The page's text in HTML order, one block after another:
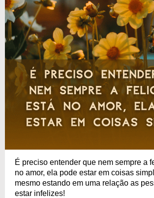
É preciso entender que nem sempre a
no amor, ela pode estar em coisas
mesmo estando em uma relação as
estar infelizes!